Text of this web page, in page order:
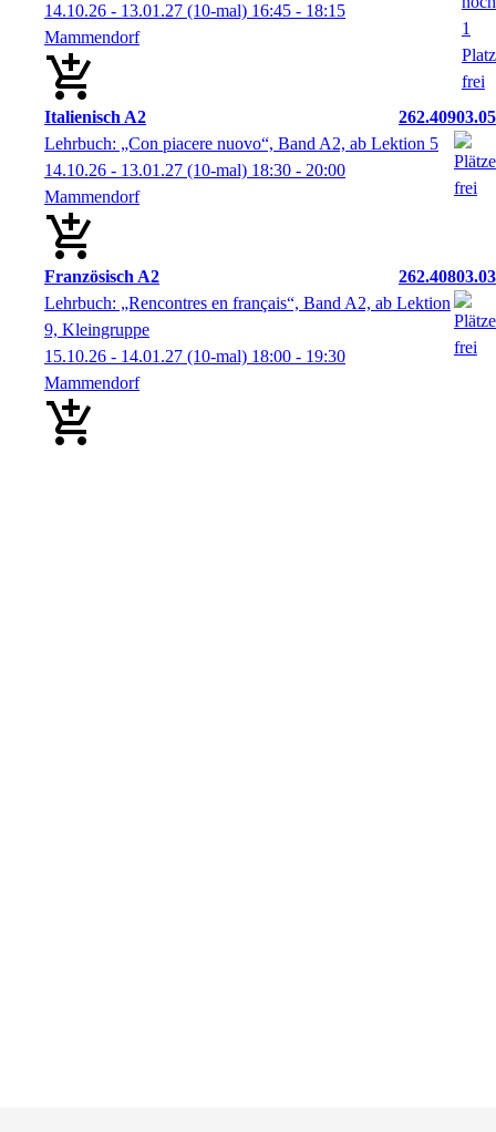
14.10.26 - 13.01.27 (10-mal) 16:45 - 18:15
Mammendorf
Italienisch A2
262.40903.05
Lehrbuch: „Con piacere nuovo“, Band A2, ab Lektion 5
14.10.26 - 13.01.27 (10-mal) 18:30 - 20:00
Mammendorf
Französisch A2
262.40803.03
Lehrbuch: „Rencontres en français“, Band A2, ab Lektion
9, Kleingruppe
15.10.26 - 14.01.27 (10-mal) 18:00 - 19:30
Mammendorf